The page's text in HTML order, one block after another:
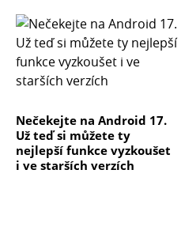
Nečekejte na Android 17.
Už teď si můžete ty
nejlepší funkce vyzkoušet
i ve starších verzích